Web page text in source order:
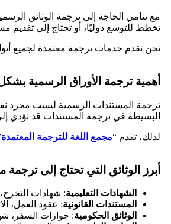
مع تنامي الحاجة إلى ترجمة الوثائق
تخطط للتوسع دوليًا، أو تحتاج إلى تقديم
نحن نقدم خدمات ترجمة معتمدة لجميع
أهمية ترجمة الأوراق الرسمية
ترجمة المستندات الرسمية ليست مجرد
البسيطة في ترجمة المستندات قد تؤدي
لذلك، تقدم “مجمع اللغة للترجمة المعتمدة
أبرز الوثائق التي تحتاج إلى ترجمة
الشهادات التعليمية: شهادات التخرج،
المستندات القانونية: عقود العمل،
الوثائق الحكومية: جوازات السفر،